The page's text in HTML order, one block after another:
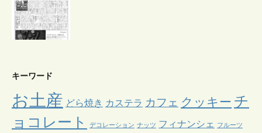
キーワード
お土産 どら焼き カステラ カフェ クッキー チ
ョコレート
デコレーション ナッツ フィナンシェ フルーツ